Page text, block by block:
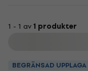
1 - 1 av1 produkter
BEGRÄNSAD UPPLAGA